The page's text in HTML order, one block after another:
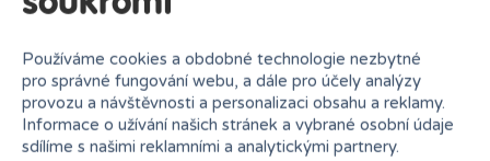
1 x
Masha
Používáme cookies a obdobné technologie nezbytné
pro správné fungování webu, a dále pro účely analýzy
provozu a návštěvnosti a personalizaci obsahu a reklamy.
Informace o užívání našich stránek a vybrané osobní údaje
sdílíme s našimi reklamními a analytickými partnery.